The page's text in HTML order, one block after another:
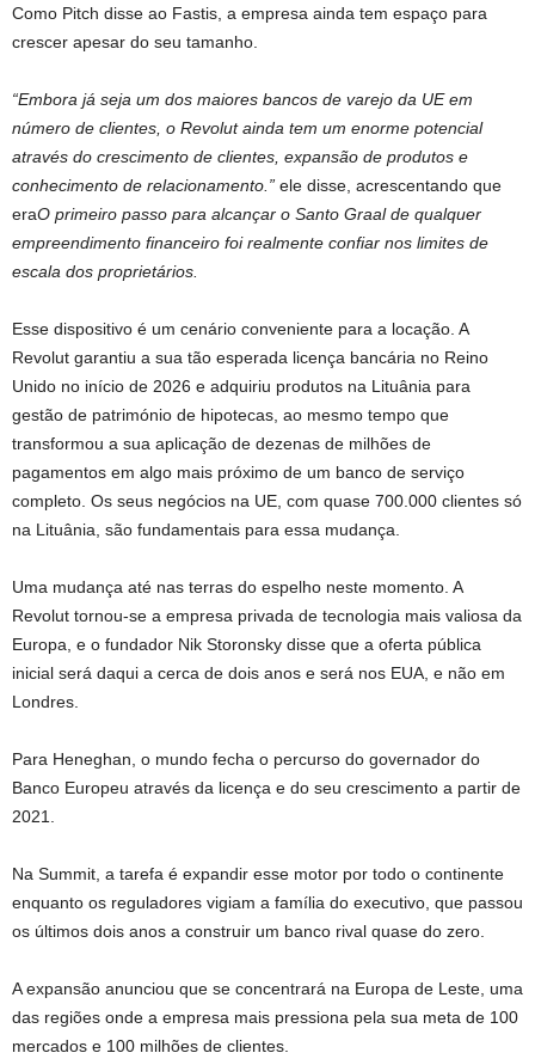
Como Pitch disse ao Fastis, a empresa ainda tem espaço para
crescer apesar do seu tamanho.
“Embora já seja um dos maiores bancos de varejo da UE em
número de clientes, o Revolut ainda tem um enorme potencial
através do crescimento de clientes, expansão de produtos e
conhecimento de relacionamento.” ele disse, acrescentando que
eraO primeiro passo para alcançar o Santo Graal de qualquer
empreendimento financeiro foi realmente confiar nos limites de
escala dos proprietários.
Esse dispositivo é um cenário conveniente para a locação. A
Revolut garantiu a sua tão esperada licença bancária no Reino
Unido no início de 2026 e adquiriu produtos na Lituânia para
gestão de património de hipotecas, ao mesmo tempo que
transformou a sua aplicação de dezenas de milhões de
pagamentos em algo mais próximo de um banco de serviço
completo. Os seus negócios na UE, com quase 700.000 clientes só
na Lituânia, são fundamentais para essa mudança.
Uma mudança até nas terras do espelho neste momento. A
Revolut tornou-se a empresa privada de tecnologia mais valiosa da
Europa, e o fundador Nik Storonsky disse que a oferta pública
inicial será daqui a cerca de dois anos e será nos EUA, e não em
Londres.
Para Heneghan, o mundo fecha o percurso do governador do
Banco Europeu através da licença e do seu crescimento a partir de
2021.
Na Summit, a tarefa é expandir esse motor por todo o continente
enquanto os reguladores vigiam a família do executivo, que passou
os últimos dois anos a construir um banco rival quase do zero.
A expansão anunciou que se concentrará na Europa de Leste, uma
das regiões onde a empresa mais pressiona pela sua meta de 100
mercados e 100 milhões de clientes.